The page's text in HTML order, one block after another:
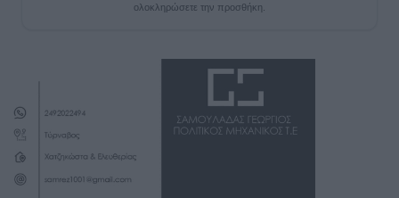
ολοκληρώσετε την προσθήκη.